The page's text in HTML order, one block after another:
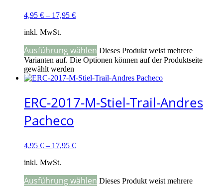
4,95 € – 17,95 €
inkl. MwSt.
Ausführung wählen Dieses Produkt weist mehrere
Varianten auf. Die Optionen können auf der Produktseite
gewählt werden
ERC-2017-M-Stiel-Trail-Andres
Pacheco
4,95 € – 17,95 €
inkl. MwSt.
Ausführung wählen Dieses Produkt weist mehrere